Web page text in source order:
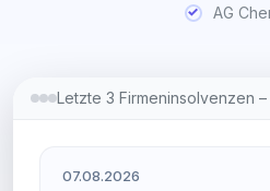
AG
Letzte 3 Firmeninsolvenzen –
07.08.2026